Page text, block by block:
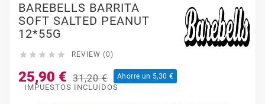
BAREBELLS BARRITA
SOFT SALTED PEANUT
12*55G
     REVIEW (0)
25,90 € 31,20 € Ahorre un 5,30 €
IMPUESTOS INCLUIDOS